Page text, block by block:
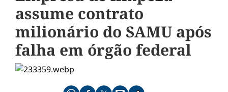
assume contrato
milionário do SAMU após
falha em órgão federal